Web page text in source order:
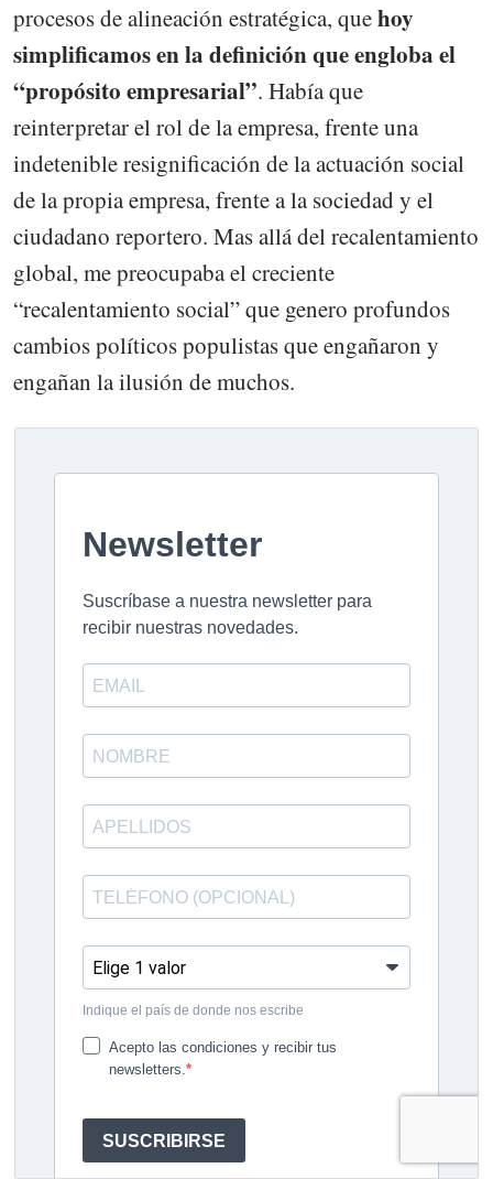
procesos de alineación estratégica, quehoy
simplificamos en la definición que engloba el
“propósito empresarial”. Había que
reinterpretar el rol de la empresa, frente una
indetenible resignificación de la actuación social
de la propia empresa, frente a la sociedad y el
ciudadano reportero. Mas allá del recalentamiento
global, me preocupaba el creciente
“recalentamiento social” que genero profundos
cambios políticos populistas que engañaron y
engañan la ilusión de muchos.